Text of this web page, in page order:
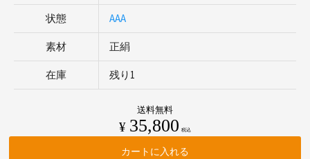
状態 AAA
素材 正絹
在庫 残り1
送料無料
¥ 35,800 税込
カートに入れる